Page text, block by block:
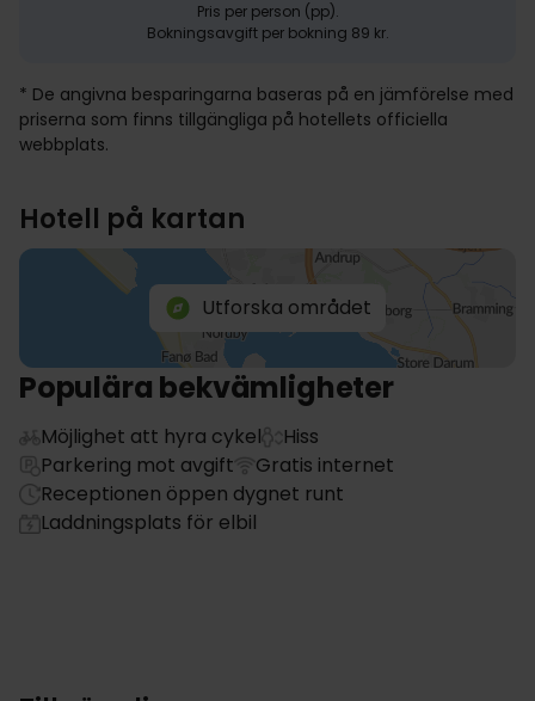
Pris per person (pp).
Bokningsavgift per bokning 89 kr.
* De angivna besparingarna baseras på en jämförelse med
priserna som finns tillgängliga på hotellets officiella
webbplats.
Hotell på kartan
Utforska området
Populära bekvämligheter
Möjlighet att hyra cykel
Hiss
Parkering mot avgift
Gratis internet
Receptionen öppen dygnet runt
Laddningsplats för elbil